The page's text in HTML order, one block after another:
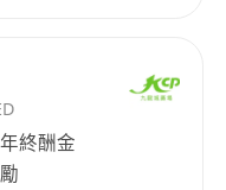
/行政相關工作經
條例》及強積金
專業本科及以上學
終酬金